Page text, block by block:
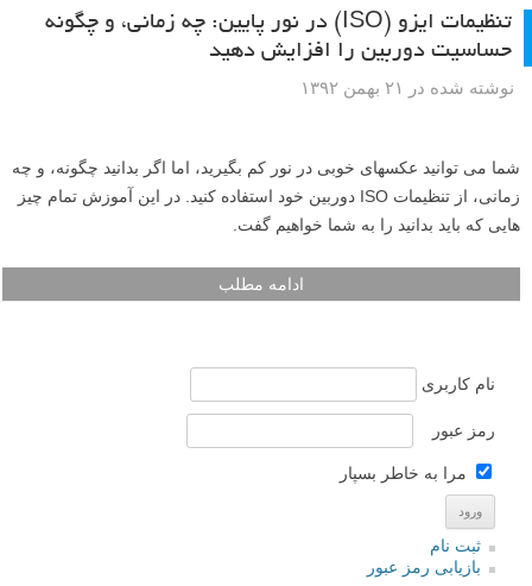
تنظیمات ایزو (ISO) در نور پایین: چه زمانی، و چگونه
حساسیت دوربین را افزایش دهید
نوشته شده در ۲۱ بهمن ۱۳۹۲
شما می توانید عکسهای خوبی در نور کم بگیرید، اما اگر بدانید چگونه، و چه
زمانی، از تنظیمات ISO دوربین خود استفاده کنید. در این آموزش تمام چیز
هایی که باید بدانید را به شما خواهیم گفت.
ادامه مطلب
نام کاربری
رمز عبور
مرا به خاطر بسپار
ثبت نام
بازیابی رمز عبور